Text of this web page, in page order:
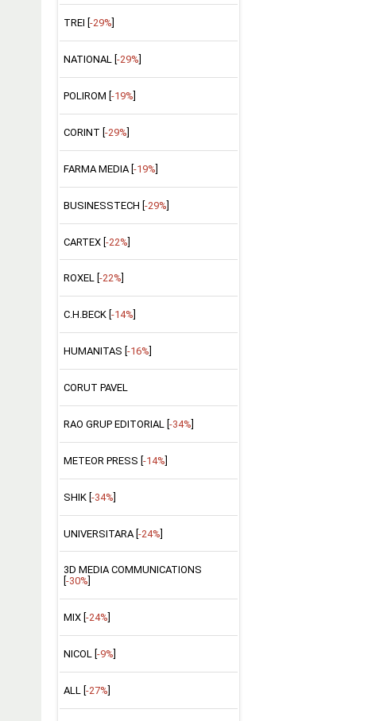
TREI [ -29%
NATIONAL [ -29%
POLIROM [ -19%
CORINT [ -29%
FARMA MEDIA [ -19%
BUSINESSTECH [-29%]
CARTEX [-22%]
ROXEL [ -22%
C.H.BECK [ -14%
HUMANITAS [ -16%
CORUT PAVEL
RAO GRUP EDITORIAL [ -34%
METEOR PRESS [ -14%
SHIK [-34%]
UNIVERSITARA [-24%]
3D MEDIA COMMUNICATIONS
-30%
MIX [ -24%
NICOL [ -9%
ALL [ -27%